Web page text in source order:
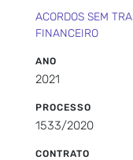
ACORDOS SEM
FINANCEIRO
ANO
2021
PROCESSO
1533/2020
CONTRATO